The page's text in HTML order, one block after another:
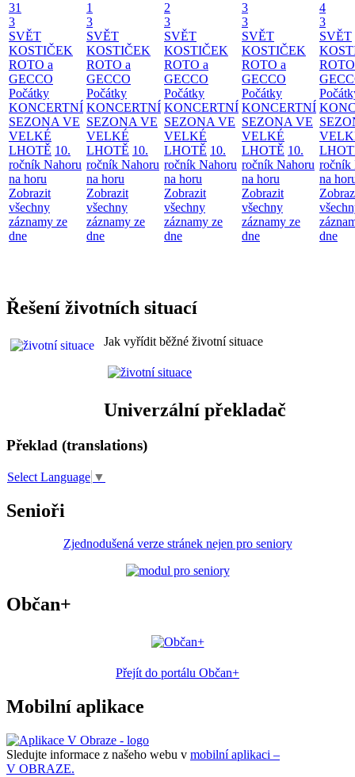
31
3
SVĚT
KOSTIČEK
ROTO a
GECCO
Počátky
KONCERTNÍ
SEZONA VE
VELKÉ
LHOTĚ 10.
ročník Nahoru
na horu
Zobrazit
všechny
záznamy ze
dne
1
3
SVĚT
KOSTIČEK
ROTO a
GECCO
Počátky
KONCERTNÍ
SEZONA VE
VELKÉ
LHOTĚ 10.
ročník Nahoru
na horu
Zobrazit
všechny
záznamy ze
dne
2
3
SVĚT
KOSTIČEK
ROTO a
GECCO
Počátky
KONCERTNÍ
SEZONA VE
VELKÉ
LHOTĚ 10.
ročník Nahoru
na horu
Zobrazit
všechny
záznamy ze
dne
3
3
SVĚT
KOSTIČEK
ROTO a
GECCO
Počátky
KONCERTNÍ
SEZONA VE
VELKÉ
LHOTĚ 10.
ročník Nahoru
na horu
Zobrazit
všechny
záznamy ze
dne
4
3
SVĚT
ročník
na
dne
Řešení životních situací
Jak vyřídit běžné životní situace
Univerzální překladač
Překlad (translations)
Select Language ▼
Senioři
Zjednodušená verze stránek nejen pro seniory
Občan+
Přejít do portálu Občan+
Mobilní aplikace
Sledujte informace z našeho webu v mobilní aplikaci –
V OBRAZE.